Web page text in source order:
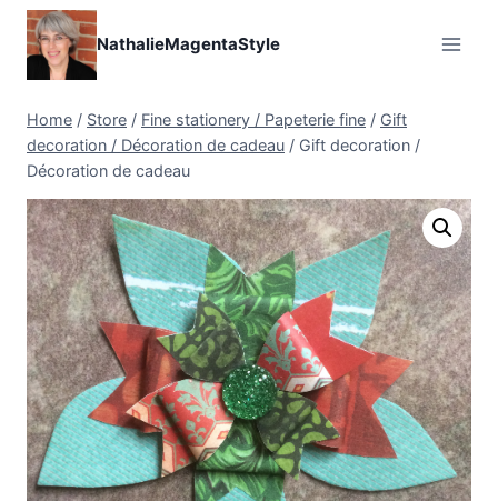
Skip
content
NathalieMagentaStyle
Home / Store / Fine stationery / Papeterie fine / Gift
decoration / Décoration de cadeau / Gift decoration /
Décoration de cadeau